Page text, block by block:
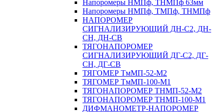
Напоромеры НМПф, ТНМПф 63мм
Напоромеры НМПф, ТМПф, ТНМПф
НАПОРОМЕР
СИГНАЛИЗИРУЮЩИЙ ДН-С2, ДН-
СН, ДН-СВ
ТЯГОНАПОРОМЕР
СИГНАЛИЗИРУЮЩИЙ ДГ-С2, ДГ-
СН, ДГ-СВ
ТЯГОМЕР ТмМП-52-М2
ТЯГОМЕР ТмМП-100-М1
ТЯГОНАПОРОМЕР ТНМП-52-М2
ТЯГОНАПОРОМЕР ТНМП-100-М1
ДИФМАНОМЕТР-НАПОРОМЕР